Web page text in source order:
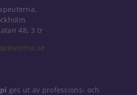
48, 3 tr
ges ut av professions- och